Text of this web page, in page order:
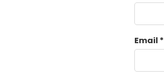
Email *